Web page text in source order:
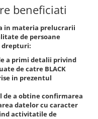
beneficiati
in materia prelucrarii
de persoane
drepturi:
a primi detalii privind
de catre BLACK
in prezentul
de a obtine confirmarea
datelor cu caracter
activitatile de